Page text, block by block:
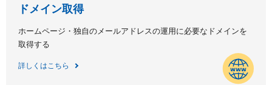
ドメイン取得
ホームページ・独自のメールアドレスの運用に必要なドメインを
取得する
詳しくはこちら